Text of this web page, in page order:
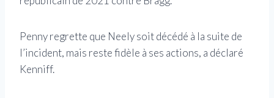
Penny regrette que Neely soit décédé à la suite de
l’incident, mais reste fidèle à ses actions, a déclaré
Kenniff.